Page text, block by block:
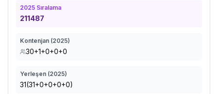
2025 Sıralama
211487
Kontenjan (2025)
30+1+0+0+0
Yerleşen (2025)
31(31+0+0+0+0)